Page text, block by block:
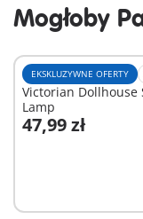
Mogłoby
EKSKLUZYWNE OFERTY
Victorian Dollhouse
Lamp
47,99 zł
Dodaj do koszyka